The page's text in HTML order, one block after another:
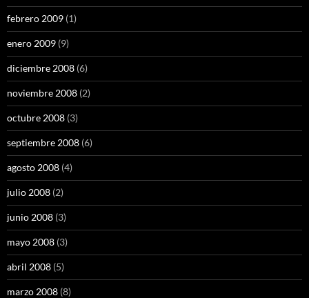
febrero 2009 (1)
enero 2009 (9)
diciembre 2008 (6)
noviembre 2008 (2)
octubre 2008 (3)
septiembre 2008 (6)
agosto 2008 (4)
julio 2008 (2)
junio 2008 (3)
mayo 2008 (3)
abril 2008 (5)
marzo 2008 (8)